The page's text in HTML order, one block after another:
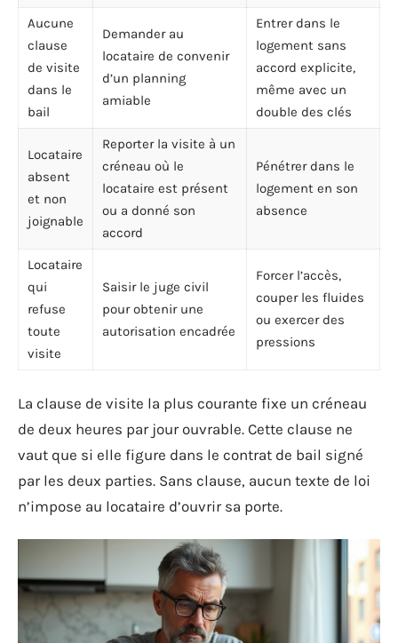
Aucune
clause
de visite
dans le
bail
Demander au
locataire de convenir
d’un planning
amiable
Entrer dans le
logement sans
accord explicite,
même avec un
double des clés
Locataire
absent
et non
joignable
Reporter la visite à un
créneau où le
locataire est présent
ou a donné son
accord
Pénétrer dans le
logement en son
absence
Locataire
qui
refuse
toute
visite
Saisir le juge civil
pour obtenir une
autorisation encadrée
Forcer l’accès,
couper les fluides
ou exercer des
pressions
La clause de visite la plus courante fixe un créneau
de deux heures par jour ouvrable. Cette clause ne
vaut que si elle figure dans le contrat de bail signé
par les deux parties. Sans clause, aucun texte de loi
n’impose au locataire d’ouvrir sa porte.